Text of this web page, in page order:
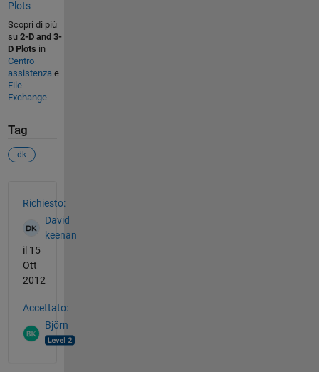
Plots
Scopri di più
su 2-D and 3-
D Plots in
Centro
assistenzae
File
Exchange
Tag
dk
Richiesto:
David
keenan
il 15
Ott
2012
Accettato:
Björn